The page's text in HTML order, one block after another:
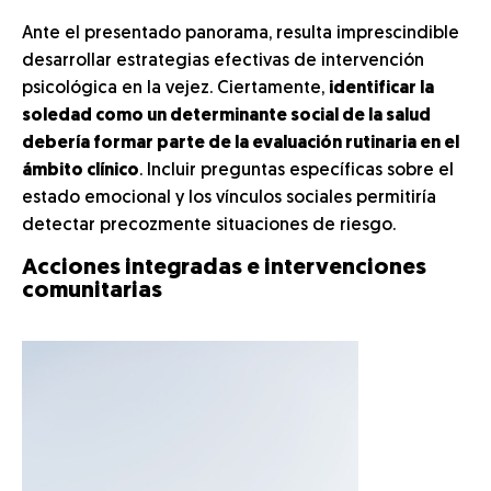
Ante el presentado panorama, resulta imprescindible
desarrollar estrategias efectivas de intervención
psicológica en la vejez. Ciertamente, identificar la
soledad como un determinante social de la salud
debería formar parte de la evaluación rutinaria en el
ámbito clínico. Incluir preguntas específicas sobre el
estado emocional y los vínculos sociales permitiría
detectar precozmente situaciones de riesgo.
Acciones integradas e intervenciones
comunitarias